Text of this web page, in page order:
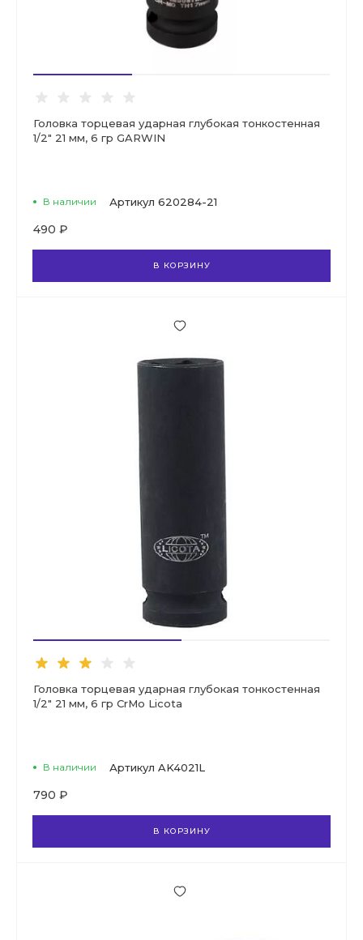
Головка торцевая ударная глубокая тонкостенная
1/2" 21 мм, 6 гр GARWIN
В наличии Артикул 620284-21
490 ₽
В КОРЗИНУ
Головка торцевая ударная глубокая тонкостенная
1/2" 21 мм, 6 гр CrMo Licota
В наличии Артикул AK4021L
790 ₽
В КОРЗИНУ